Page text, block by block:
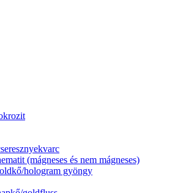
(mágneses és nem mágneses)
hologram gyöngy